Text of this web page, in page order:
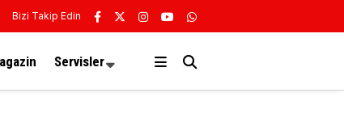
Bizi Takip Edin
Servisler